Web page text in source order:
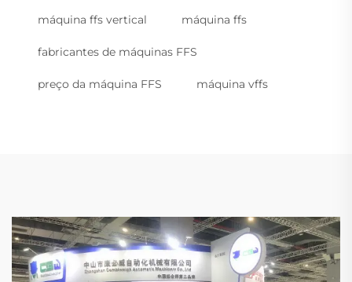
máquina ffs vertical máquina ffs
fabricantes de máquinas FFS
preço da máquina FFS máquina vffs